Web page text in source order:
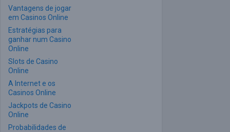
Vantagens de jogar
em Casinos Online
Estratégias para
ganhar num Casino
Online
Slots de Casino
Online
A Internet e os
Casinos Online
Jackpots de Casino
Online
Probabilidades de